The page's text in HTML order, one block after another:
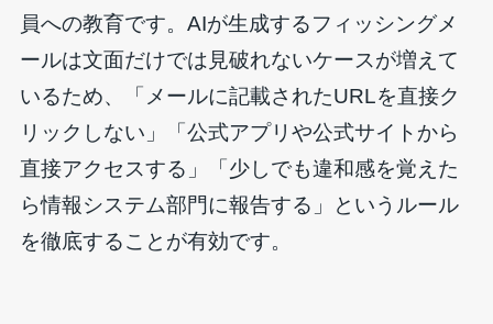
員への教育です。AIが生成するフィッシングメ
ールは文面だけでは見破れないケースが増えて
いるため、「メールに記載されたURLを直接ク
リックしない」「公式アプリや公式サイトから
直接アクセスする」「少しでも違和感を覚えた
ら情報システム部門に報告する」というルール
を徹底することが有効です。